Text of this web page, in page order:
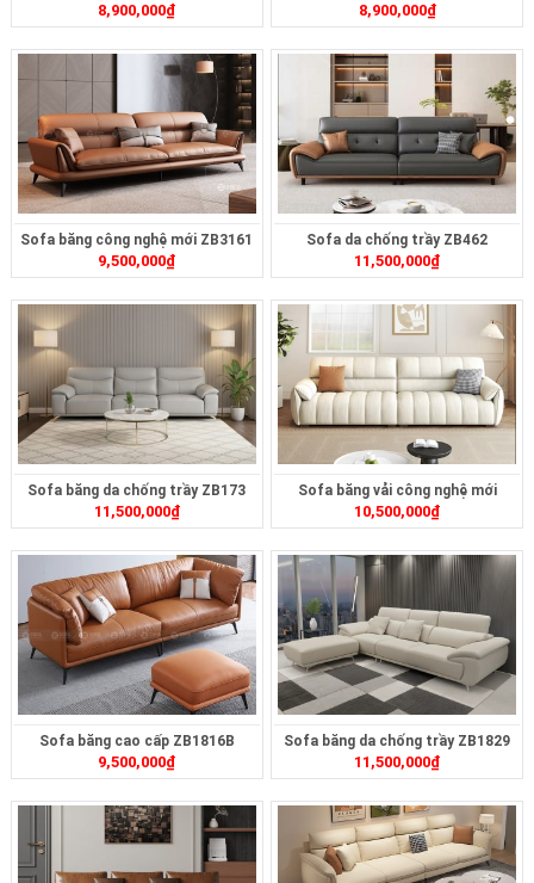
8,900,000₫ 8,900,000₫
Sofa băng công nghệ mới ZB3161
9,500,000₫
Sofa da chống trầy ZB462
11,500,000₫
Sofa băng da chống trầy ZB173
11,500,000₫
Sofa băng vải công nghệ mới
ZB463
10,500,000₫
Sofa băng cao cấp ZB1816B
9,500,000₫
Sofa băng da chống trầy ZB1829
11,500,000₫